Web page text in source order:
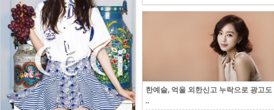
한예슬, 억울 외한신고 누락으로 광고도
..